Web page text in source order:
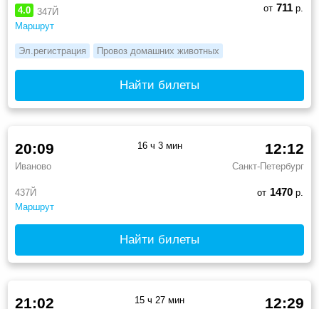
4.0
347Й
Маршрут
от 711р.
Эл.регистрация Провоз домашних животных
Найти билеты
437Й
Маршрут
20:09
Иваново
12:12
Санкт-Петербург
16 ч 3 мин
от 1470р.
Найти билеты
21:02 12:29
15 ч 27 мин